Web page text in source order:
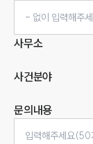
사무소
사건분야
문의내용